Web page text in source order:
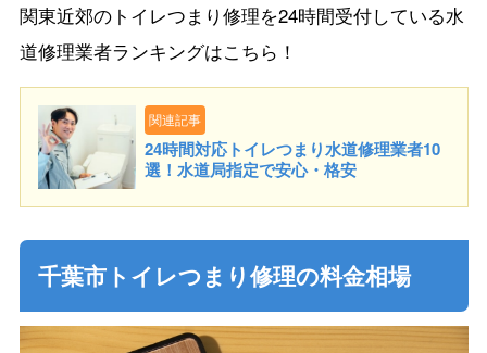
関東近郊のトイレつまり修理を24時間受付している水
道修理業者ランキングはこちら！
関連記事
24時間対応トイレつまり水道修理業者10
選！水道局指定で安心・格安
千葉市トイレつまり修理の料金相場